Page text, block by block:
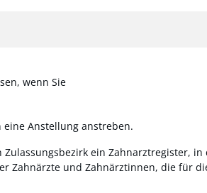
wenn Sie
Anstellung anstreben.
ein Zahnarztregister,
Zahnärzte und Zahnärztinnen, die für